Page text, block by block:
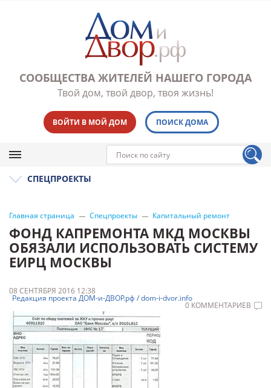
СООБЩЕСТВА ЖИТЕЛЕЙ НАШЕГО ГОРОДА
Твой дом, твой двор, твоя жизнь!
ВОЙТИ В МОЙ ДОМ ПОИСК ДОМА
СПЕЦПРОЕКТЫ
Главная страница Спецпроекты Капитальный ремонт
ФОНД КАПРЕМОНТА МКД МОСКВЫ
ОБЯЗАЛИ ИСПОЛЬЗОВАТЬ СИСТЕМУ
ЕИРЦ МОСКВЫ
08 СЕНТЯБРЯ 2016 12:38
Редакция проекта ДОМ-и-ДВОР.рф / dom-i-dvor.info
0 КОММЕНТАРИЕВ